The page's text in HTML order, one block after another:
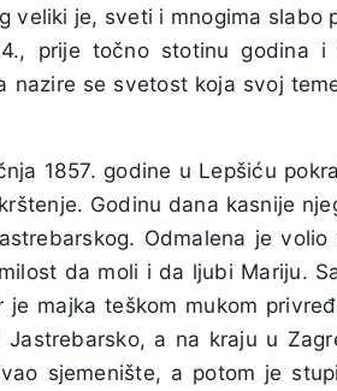
veliki je, sveti i mnogima slabo
prije točno stotinu godina
nazire se svetost koja svoj
1857. godine u Lepšiću
Godinu dana kasnije
Odmalena je
da moli i da ljubi Mariju.
majka teškom mukom
a na kraju u
sjemenište, a potom je